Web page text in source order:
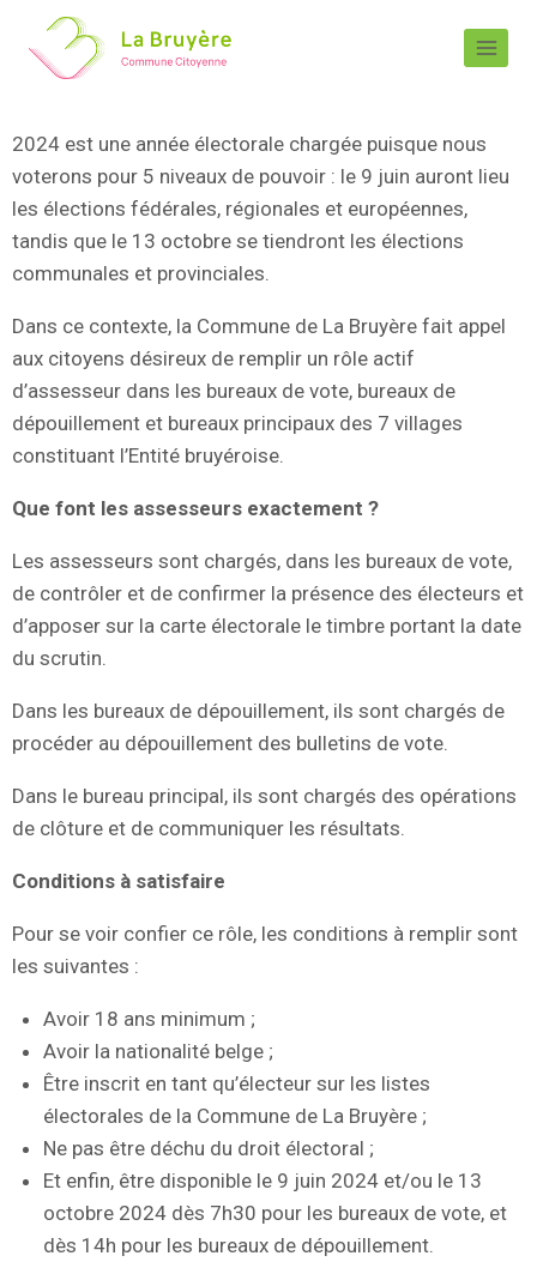
2024 est une année électorale chargée puisque nous
voterons pour 5 niveaux de pouvoir : le 9 juin auront lieu
les élections fédérales, régionales et européennes,
tandis que le 13 octobre se tiendront les élections
communales et provinciales.
Dans ce contexte, la Commune de La Bruyère fait appel
aux citoyens désireux de remplir un rôle actif
d’assesseur dans les bureaux de vote, bureaux de
dépouillement et bureaux principaux des 7 villages
constituant l’Entité bruyéroise.
Que font les assesseurs exactement ?
Les assesseurs sont chargés, dans les bureaux de vote,
de contrôler et de confirmer la présence des électeurs et
d’apposer sur la carte électorale le timbre portant la date
du scrutin.
Dans les bureaux de dépouillement, ils sont chargés de
procéder au dépouillement des bulletins de vote.
Dans le bureau principal, ils sont chargés des opérations
de clôture et de communiquer les résultats.
Conditions à satisfaire
Pour se voir confier ce rôle, les conditions à remplir sont
les suivantes :
Avoir 18 ans minimum ;
Avoir la nationalité belge ;
Être inscrit en tant qu’électeur sur les listes
électorales de la Commune de La Bruyère ;
Ne pas être déchu du droit électoral ;
Et enfin, être disponible le 9 juin 2024 et/ou le 13
octobre 2024 dès 7h30 pour les bureaux de vote, et
dès 14h pour les bureaux de dépouillement.